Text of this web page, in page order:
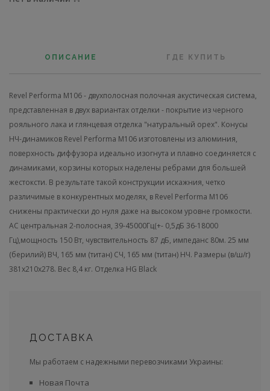
ОПИСАНИЕ ГДЕ КУПИТЬ
Revel Performa М106 - двухполосная полочная акустическая система,
представленная в двух вариантах отделки - покрытие из черного
рояльного лака и глянцевая отделка "натуральный орех". Конусы
НЧ-динамиков Revel Performa М106 изготовлены из алюминия,
поверхность диффузора идеально изогнута и плавно соединяется с
динамиками, корзины которых наделены ребрами для большей
жестоксти. В результате такой конструкции искажния, четко
различимые в конкурентных моделях, в Revel Performa М106
снижены практически до нуля даже на высоком уровне громкости.
АС центральная 2-полосная, 39-45000Гц(+- 0,5дБ 36-18000
Гц),мощность 150 Вт, чувствительность 87 дБ, импеданс 80м. 25 мм
(берилий) ВЧ, 165 мм (титан) СЧ, 165 мм (титан) НЧ. Размеры (в/ш/г)
381х210х278. Вес 8,4 кг. Отделка HG Black
ДОСТАВКА
Мы работаем с надежными перевозчиками Украины:
Новая Почта